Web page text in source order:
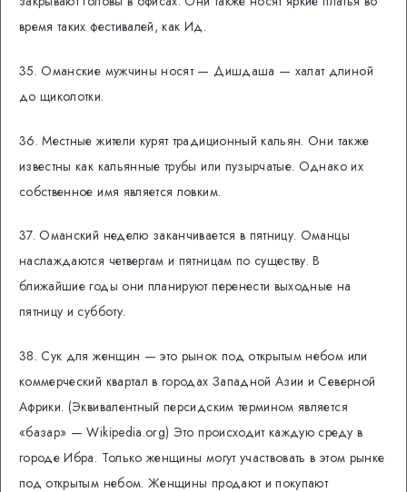
время таких фестивалей, как Ид.
35. Оманские мужчины носят — Дишдаша — халат длиной
до щиколотки.
36. Местные жители курят традиционный кальян. Они также
известны как кальянные трубы или пузырчатые. Однако их
собственное имя является ловким.
37. Оманский неделю заканчивается в пятницу. Оманцы
наслаждаются четвергам и пятницам по существу. В
ближайшие годы они планируют перенести выходные на
пятницу и субботу.
38. Сук для женщин — это рынок под открытым небом или
коммерческий квартал в городах Западной Азии и Северной
Африки. (Эквивалентный персидским термином является
«базар» — Wikipedia.org) Это происходит каждую среду в
городе Ибра. Только женщины могут участвовать в этом рынке
под открытым небом. Женщины продают и покупают